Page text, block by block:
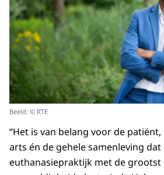
Beeld: © RTE
“Het is van belang voor de
arts én de gehele samenleving dat
euthanasiepraktijk met de grootst